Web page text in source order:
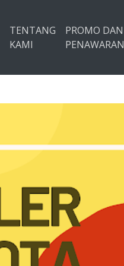
TENTANG
KAMI
PROMO DAN
PENAWARAN